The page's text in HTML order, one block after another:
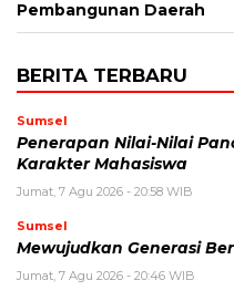
Pembangunan Daerah
BERITA TERBARU
Sumsel
Penerapan Nilai-Nilai
Karakter Mahasiswa
Jumat, 7 Agu 2026 - 20:58 WIB
Sumsel
Mewujudkan Generasi
Jumat, 7 Agu 2026 - 20:46 WIB